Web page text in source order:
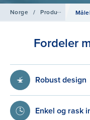
Norge / Produkter /
Fordeler
Robust design
Enkel og rask